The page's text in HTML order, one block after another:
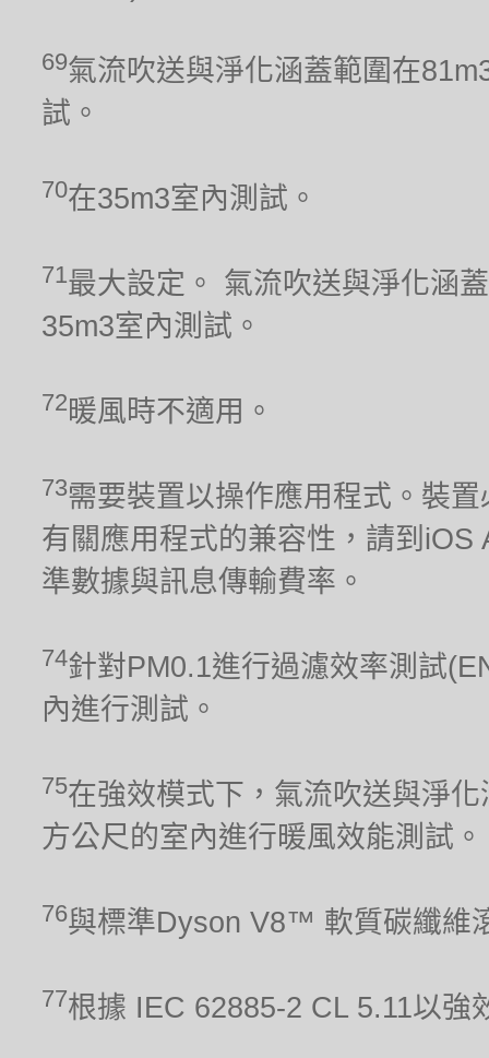
69氣流吹送與淨化涵蓋範圍在
試。
70在35m3室內測試。
71最大設定。 氣流吹送與淨化涵
35m3室內測試。
72 暖風時不適用。
73需要裝置以操作應用程式。裝
有關應用程式的兼容性，請到
準數據與訊息傳輸費率。
74針對PM0.1進行過濾效率測試
內進行測試。
75在強效模式下，氣流吹送與淨
方公尺的室內進行暖風效能測試。
76與標準Dyson V8™ 軟質碳纖維
77根據 IEC 62885-2 CL 5.11以強